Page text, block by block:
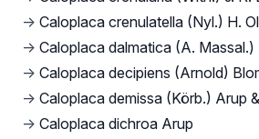
→ Caloplaca crenulatella (Nyl.) H.
→ Caloplaca dalmatica (A. Massal.)
→ Caloplaca decipiens (Arnold)
→ Caloplaca demissa (Körb.) Arup
→ Caloplaca dichroa Arup